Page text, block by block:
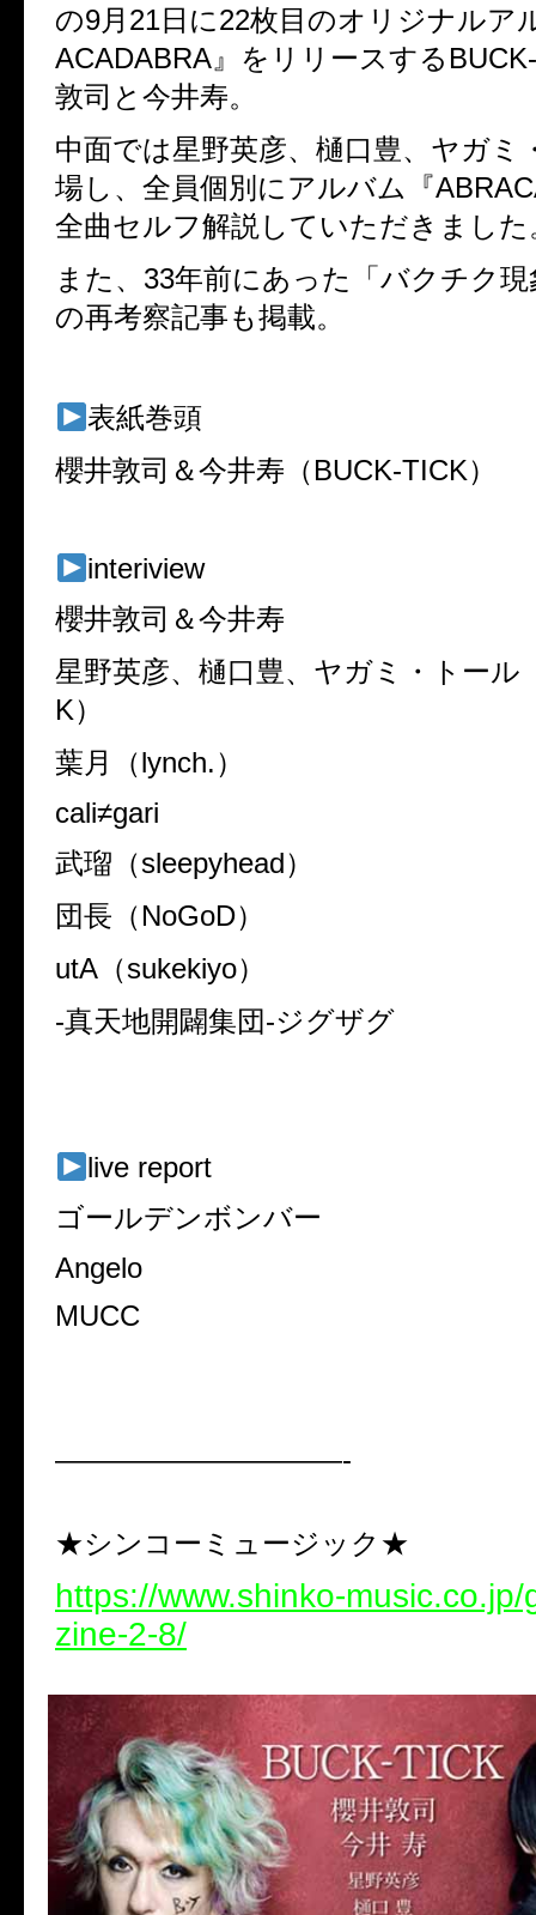
の9月21日に22枚目のオリジナルア
ACADABRA』をリリースする
敦司と今井寿。
中面では星野英彦、樋口豊、ヤガミ
場し、全員個別にアルバム『
全曲セルフ解説していただきました
また、33年前にあった「バクチク
の再考察記事も掲載。
表紙巻頭
櫻井敦司＆今井寿（BUCK-TICK）
interiview
櫻井敦司＆今井寿
星野英彦、樋口豊、ヤガミ・トール
K）
葉月（lynch.）
cali≠gari
武瑠（sleepyhead）
団長（NoGoD）
utA（sukekiyo）
-真天地開闢集団-ジグザグ
live report
ゴールデンボンバー
Angelo
MUCC
——————————-
★シンコーミュージック★
https://www.shinko-
zine-2-8/